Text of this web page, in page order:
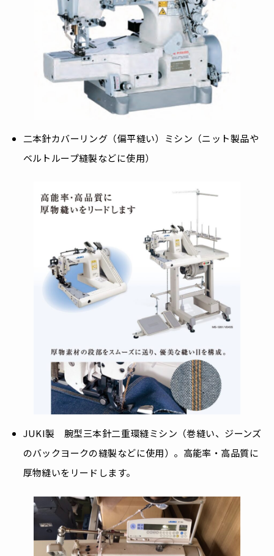
二本針カバーリング（偏平縫い）ミシン（ニット製品や
ベルトループ縫製などに使用）
JUKI製 腕型三本針二重環縫ミシン（巻縫い、ジーンズ
のバックヨークの縫製などに使用）。高能率・高品質に
厚物縫いをリードします。